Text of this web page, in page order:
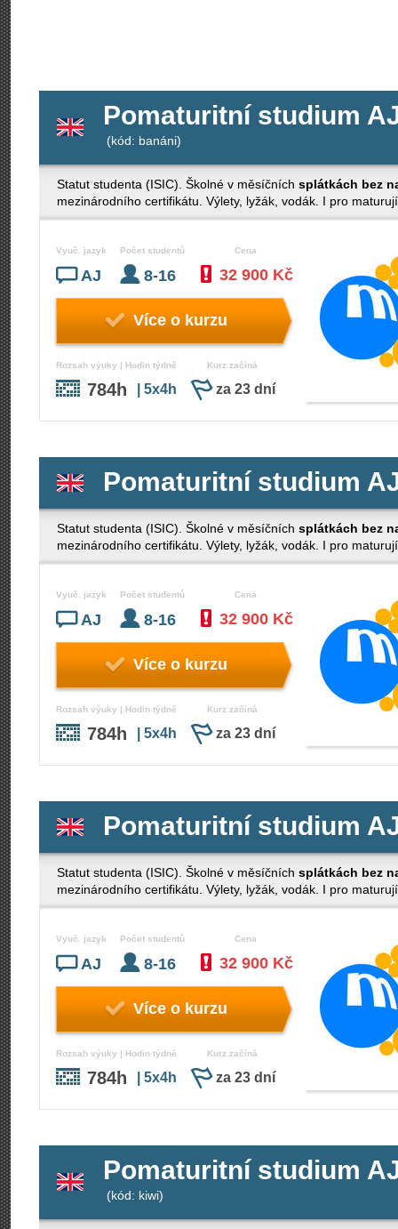
Pomaturitní studium
(kód: banáni)
Statut studenta (ISIC). Školné v měsíčních splátkách bez
mezinárodního certifikátu. Výlety, lyžák, vodák. I pro
Vyuč. jazyk
AJ
Počet studentů
8-16
Cena
32 900 Kč
Více o kurzu
Rozsah výuky | Hodin týdně
784h | 5x4h
Kurz začíná
za 23 dní
Pomaturitní studium
Statut studenta (ISIC). Školné v měsíčních splátkách bez
mezinárodního certifikátu. Výlety, lyžák, vodák. I pro
Vyuč. jazyk
AJ
Počet studentů
8-16
Cena
32 900 Kč
Více o kurzu
Rozsah výuky | Hodin týdně
784h | 5x4h
Kurz začíná
za 23 dní
Pomaturitní studium
Statut studenta (ISIC). Školné v měsíčních splátkách bez
mezinárodního certifikátu. Výlety, lyžák, vodák. I pro
Vyuč. jazyk
AJ
Počet studentů
8-16
Cena
32 900 Kč
Více o kurzu
Rozsah výuky | Hodin týdně
784h | 5x4h
Kurz začíná
za 23 dní
Pomaturitní studium
(kód: kiwi)